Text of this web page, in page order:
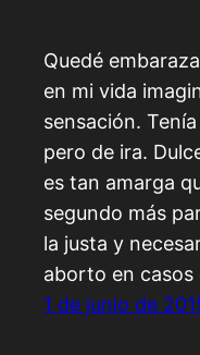
Quedé
en mi vida
sensación.
pero de ira.
es tan amarga
segundo más
la justa y
aborto en
1 de junio de